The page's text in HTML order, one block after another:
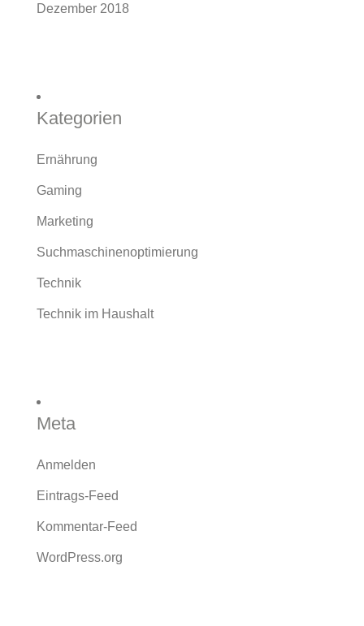
Dezember 2018
Kategorien
Ernährung
Gaming
Marketing
Suchmaschinenoptimierung
Technik
Technik im Haushalt
Meta
Anmelden
Eintrags-Feed
Kommentar-Feed
WordPress.org